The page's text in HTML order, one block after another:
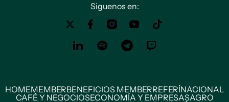
Siguenos en:
HOMEMEMBERBENEFICIOS MEMBERREFERÍNACIONAL
CAFÉ Y NEGOCIOSECONOMÍA Y EMPRESASAGRO